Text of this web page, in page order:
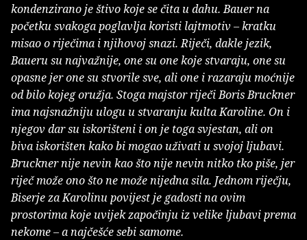
kondenzirano je štivo koje se čita u dahu. Bauer na
početku svakoga poglavlja koristi lajtmotiv – kratku
misao o riječima i njihovoj snazi. Riječi, dakle jezik,
Baueru su najvažnije, one su one koje stvaraju, one su
opasne jer one su stvorile sve, ali one i razaraju moćnije
od bilo kojeg oružja. Stoga majstor riječi Boris Bruckner
ima najsnažniju ulogu u stvaranju kulta Karoline. On i
njegov dar su iskorišteni i on je toga svjestan, ali on
biva iskorišten kako bi mogao uživati u svojoj ljubavi.
Bruckner nije nevin kao što nije nevin nitko tko piše, jer
riječ može ono što ne može nijedna sila. Jednom riječju,
Biserje za Karolinu povijest je gadosti na ovim
prostorima koje uvijek započinju iz velike ljubavi prema
nekome – a najčešće sebi samome.